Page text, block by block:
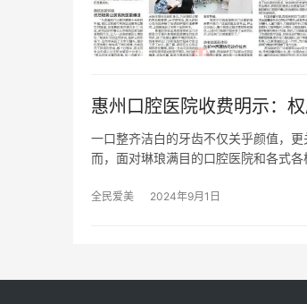
惠州口腔医院收费明示：
一口整齐洁白的牙齿不仅关乎颜值，
而，面对琳琅满目的口腔医院和各式
全民爱美 2024年9月1日